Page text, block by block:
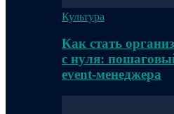
Культура
Как стать
с нуля:
event-менеджера